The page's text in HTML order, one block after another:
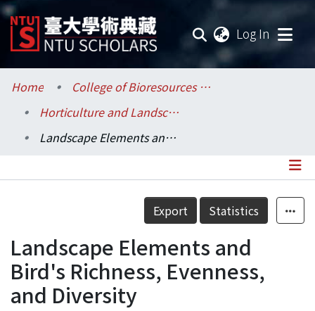
Log In
Communities & Collections
Research Outputs
Statistics
Home
College of Bioresources and Agriculture / 生物資源暨農學院
Horticulture and Landscape Architecture / 園藝暨景觀學系
Landscape Elements and Bird's Richness, Evenness, and Diversity
Details
Export Statistics
Landscape Elements and
Bird's Richness, Evenness,
and Diversity